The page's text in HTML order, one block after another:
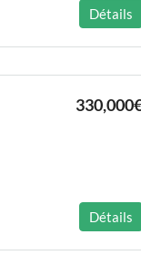
Détails
Détails